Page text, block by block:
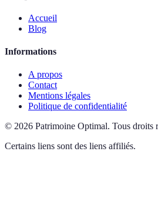
Accueil
Blog
Informations
A propos
Contact
Mentions légales
Politique de confidentialité
© 2026 Patrimoine Optimal. Tous droits
Certains liens sont des liens affiliés.